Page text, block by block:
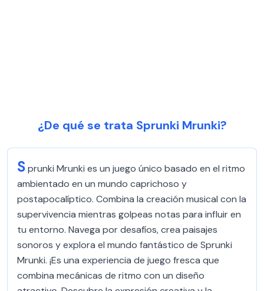
¿De qué se trata Sprunki Mrunki?
Sprunki Mrunki es un juego único basado en el ritmo
ambientado en un mundo caprichoso y
postapocalíptico. Combina la creación musical con la
supervivencia mientras golpeas notas para influir en
tu entorno. Navega por desafíos, crea paisajes
sonoros y explora el mundo fantástico de Sprunki
Mrunki. ¡Es una experiencia de juego fresca que
combina mecánicas de ritmo con un diseño